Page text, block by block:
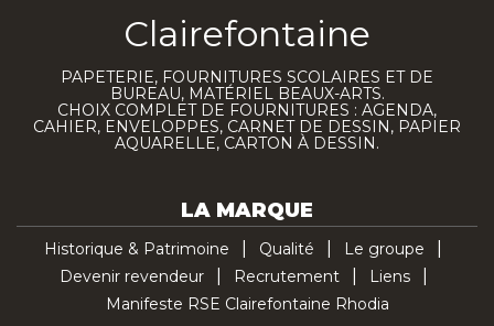
Clairefontaine
PAPETERIE, FOURNITURES SCOLAIRES ET DE
BUREAU, MATÉRIEL BEAUX-ARTS.
CHOIX COMPLET DE FOURNITURES : AGENDA,
CAHIER, ENVELOPPES, CARNET DE DESSIN, PAPIER
AQUARELLE, CARTON À DESSIN.
LA MARQUE
Historique & Patrimoine Qualité
Le groupe
Devenir revendeur
Recrutement
Liens
Manifeste RSE Clairefontaine Rhodia